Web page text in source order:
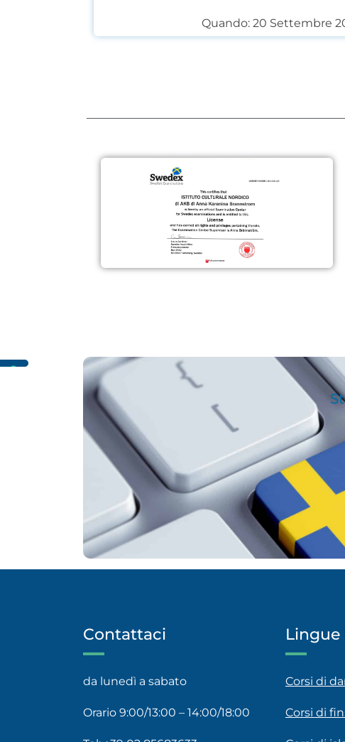
Quando: 20 Settembre
Contattaci
da lunedì a sabato
Orario 9:00/13:00 – 14:00/18:00
Corsi di
Corsi di